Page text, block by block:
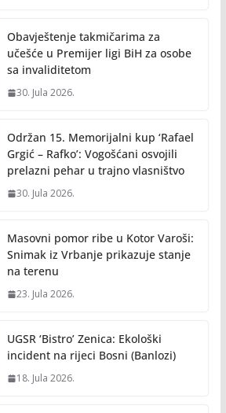
Obavještenje takmičarima za
učešće u Premijer ligi BiH za osobe
sa invaliditetom
30. Jula 2026.
Održan 15. Memorijalni kup ‘Rafael
Grgić – Rafko’: Vogošćani osvojili
prelazni pehar u trajno vlasništvo
30. Jula 2026.
Masovni pomor ribe u Kotor Varoši:
Snimak iz Vrbanje prikazuje stanje
na terenu
23. Jula 2026.
UGSR ‘Bistro’ Zenica: Ekološki
incident na rijeci Bosni (Banlozi)
18. Jula 2026.